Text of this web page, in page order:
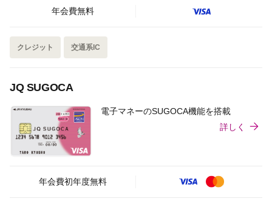
年会費無料
クレジット 交通系IC
JQ SUGOCA
電子マネーのSUGOCA機能を搭載
詳しく
年会費初年度無料